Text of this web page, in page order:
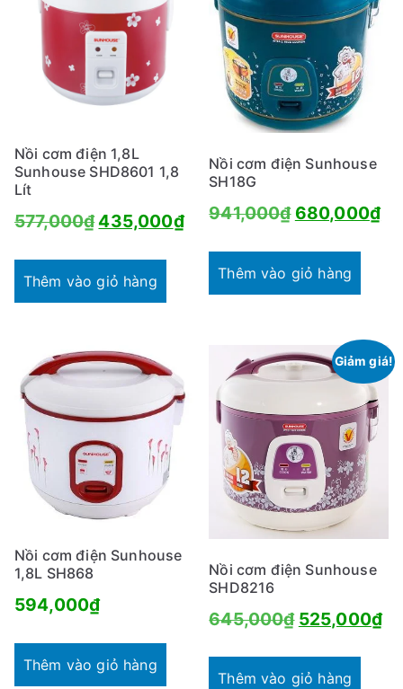
Nồi cơm điện 1,8L
Sunhouse SHD8601 1,8
Lít
577,000₫Giá
là:
435,000₫Giá
hiện
Thêm vào giỏ hàng
Nồi cơm điện Sunhouse
SH18G
941,000₫ Giá
là:
680,000₫
Thêm vào giỏ hàng
Nồi cơm điện Sunhouse
1,8L SH868
594,000₫
Thêm vào giỏ hàng
Giảm giá!
Nồi cơm điện Sunhouse
SHD8216
645,000₫ Giá
là:
525,000₫
Thêm vào giỏ hàng